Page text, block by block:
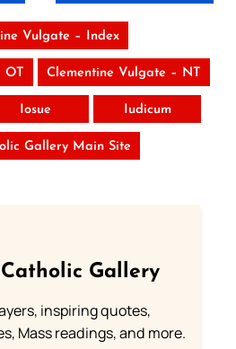
Vulgate – Index
Clementine Vulgate – NT
Iosue Iudicum
Gallery Main Site
Gallery
inspiring quotes,
Mass readings, and more.